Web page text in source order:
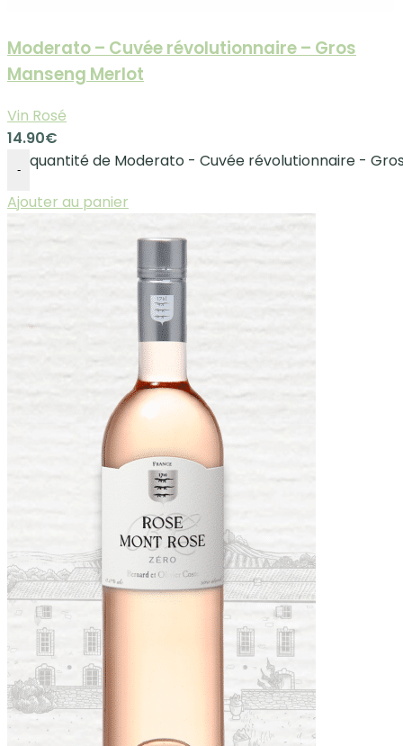
Moderato – Cuvée révolutionnaire – Gros
Manseng Merlot
Vin Rosé
14.90€
-
quantité de Moderato - Cuvée révolutionnaire -
Ajouter au panier